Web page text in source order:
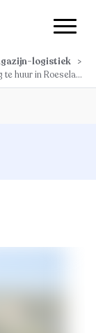
logistiek >
Instapklaar bedrijfsgebouw op strategische ligging te huur in Roeselare